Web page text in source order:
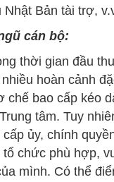
Nhật Bản tài trợ,
cán bộ:
thời gian đầu
hoàn cảnh
chế bao cấp kéo
tâm. Tuy
ủy, chính
tổ chức phù hợp,
mình. Có thể